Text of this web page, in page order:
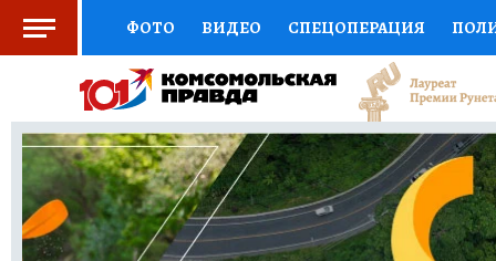
ФОТО ВИДЕО СПЕЦОПЕРАЦИЯ
СОЦПОДДЕРЖКА НАУКА СПОРТ
ВЫБОР ЭКСПЕРТОВ ДОКТОР
КНИЖНАЯ ПОЛКА ПРОГНОЗЫ НА СПОРТ
ПРЕСС-ЦЕНТР НЕДВИЖИМОСТЬ